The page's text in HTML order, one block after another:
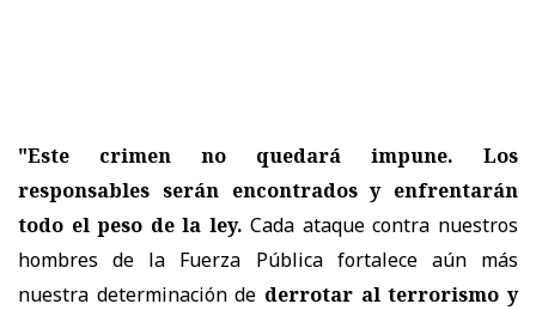
"Este crimen no quedará impune. Los
responsables serán encontrados y enfrentarán
todo el peso de la ley. Cada ataque contra nuestros
hombres de la Fuerza Pública fortalece aún más
nuestra determinación de derrotar al terrorismo y